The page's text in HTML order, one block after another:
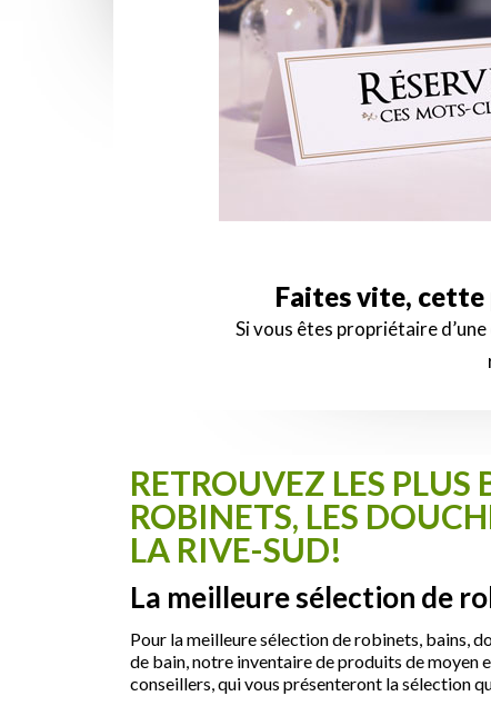
Faites vite, cette
Si vous êtes propriétaire
RETROUVEZ LES PLUS
ROBINETS, LES
LA RIVE-SUD!
La meilleure sélection de
Pour la meilleure sélection de robinets, bains,
de bain, notre inventaire de produits de moyen
conseillers, qui vous présenteront la sélection